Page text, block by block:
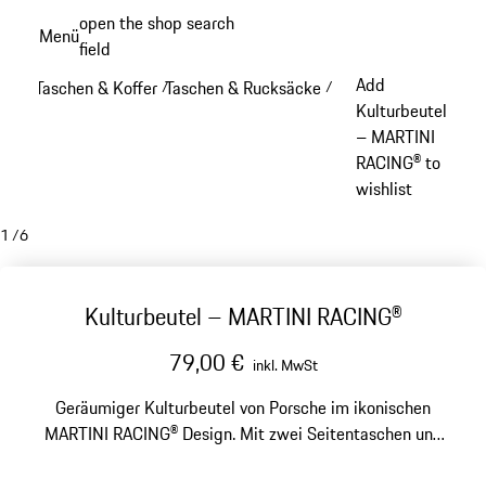
Hauptinhalt
Menüopen the shop search
field
Taschen & Koffer /Taschen & Rucksäcke /
Add
Kulturbeutel
– MARTINI
RACING® to
wishlist
1 /6
Kulturbeutel – MARTINI RACING®
79,00 € inkl. MwSt
Geräumiger Kulturbeutel von Porsche im ikonischen
MARTINI RACING® Design. Mit zwei Seitentaschen und